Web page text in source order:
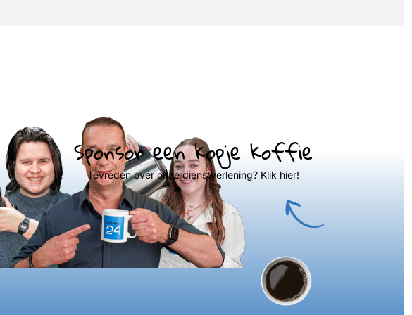
Sponsor een kopje koffie
Tevreden over onze dienstverlening? Klik hier!